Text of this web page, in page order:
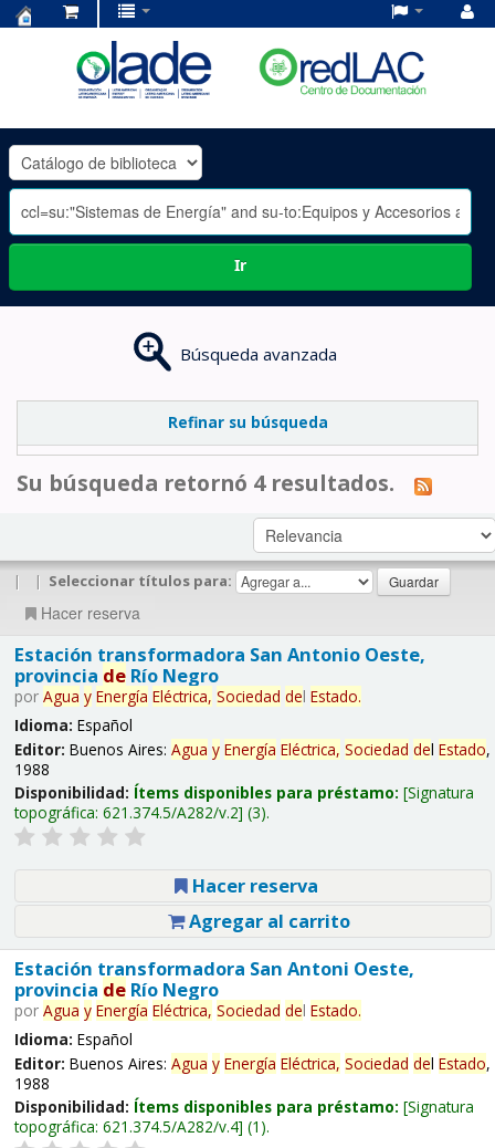
OLADE
-
Ir
Búsqueda avanzada
Refinar su búsqueda
Su búsqueda retornó 4 resultados.
| | Seleccionar títulos para:
Hacer reserva
Estación transformadora San Antonio Oeste,
provincia deRío Negro
por Agua y Energía Eléctrica, Sociedad del Estado.
Idioma: Español
Editor: Buenos Aires: Agua y Energía Eléctrica, Sociedad del Estado,
1988
Disponibilidad: Ítems disponibles para préstamo: Signatura
topográfica: 621.374.5/A282/v.2 (3).
Hacer reserva
Agregar al carrito
Estación transformadora San Antoni Oeste,
provincia deRío Negro
por Agua y Energía Eléctrica, Sociedad del Estado.
Idioma: Español
Editor: Buenos Aires: Agua y Energía Eléctrica, Sociedad del Estado,
1988
Disponibilidad: Ítems disponibles para préstamo: Signatura
topográfica: 621.374.5/A282/v.4 (1).